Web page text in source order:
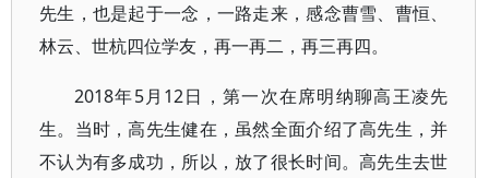
先生，也是起于一念，一路走来，感念曹雪、曹恒、
林云、世杭四位学友，再一再二，再三再四。
2018年5月12日，第一次在席明纳聊高王凌先
生。当时，高先生健在，虽然全面介绍了高先生，并
不认为有多成功，所以，放了很长时间。高先生去世